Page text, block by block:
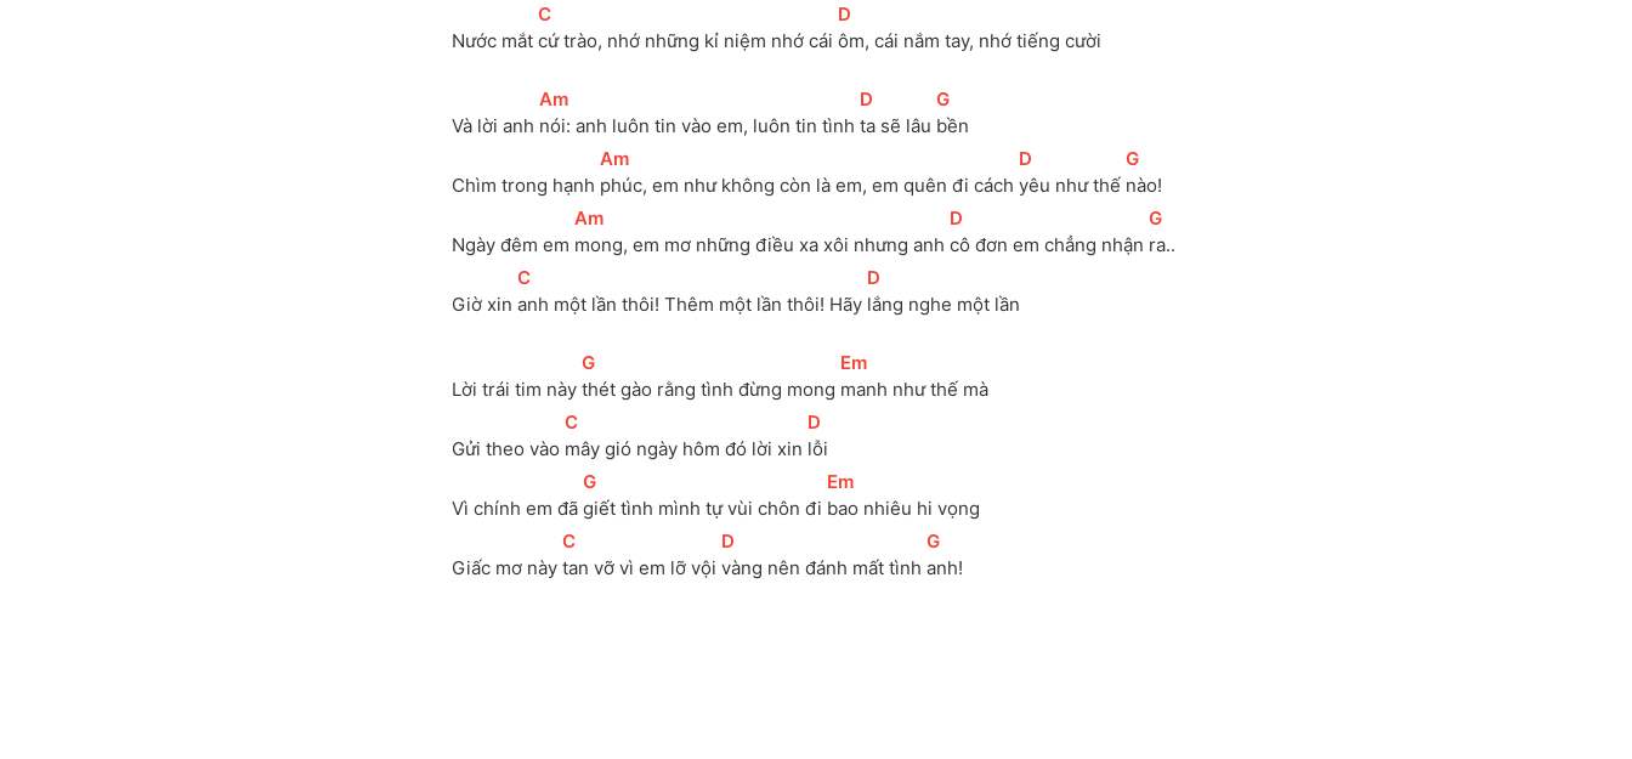
Nước mắt
[
C
cứ trào, nhớ những kỉ niệm nhớ cái
[
D
ôm, cái nắm tay, nhớ tiếng cười
Và lời anh
[
Am
nói: anh luôn tin vào em, luôn tin tình
[
D
ta sẽ lâu
[
G
bền
Chìm trong hạnh
[
Am
phúc, em như không còn là em, em quên đi cách
[
D
yêu như thế
[
G
nào!
Ngày đêm em
[
Am
mong, em mơ những điều xa xôi nhưng anh
[
D
cô đơn em chẳng nhận
[
G
ra..
Giờ xin
[
C
anh một lần thôi! Thêm một lần thôi! Hãy
[
D
lắng nghe một lần
Lời trái tim này
[
G
thét gào rằng tình đừng mong
[
Em
manh như thế mà
Gửi theo vào
[
C
mây gió ngày hôm đó lời xin
[
D
lỗi
Vì chính em đã
[
G
giết tình mình tự vùi chôn đi
[
Em
bao nhiêu hi vọng
Giấc mơ này
[
C
tan vỡ vì em lỡ vội
[
D
vàng nên đánh mất tình
[
G
anh!